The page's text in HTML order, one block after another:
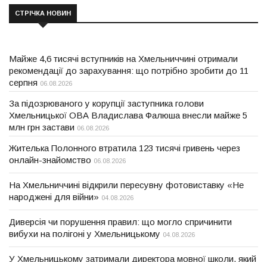
СТРІЧКА НОВИН
Майже 4,6 тисячі вступників на Хмельниччині отримали
рекомендації до зарахування: що потрібно зробити до 11
серпня 06.08.2026
За підозрюваного у корупції заступника голови
Хмельницької ОВА Владислава Фалюша внесли майже 5
млн грн застави 06.08.2026
Жителька Полонного втратила 123 тисячі гривень через
онлайн-знайомство 06.08.2026
На Хмельниччині відкрили пересувну фотовиставку «Не
народжені для війни» 04.08.2026
Диверсія чи порушення правил: що могло спричинити
вибухи на полігоні у Хмельницькому 04.08.2026
У Хмельницькому затримали директора мовної школи, який